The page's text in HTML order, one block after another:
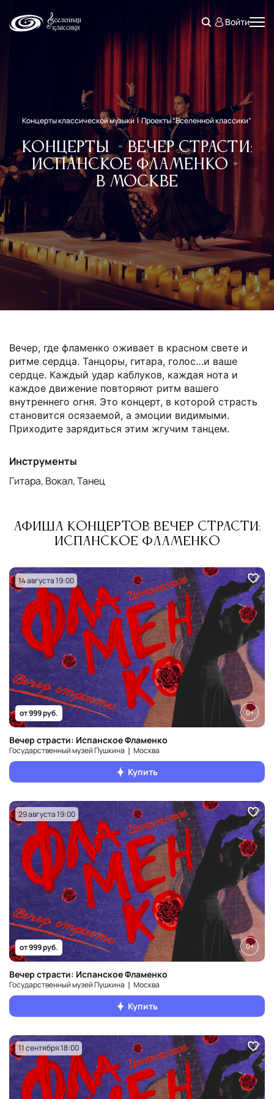
Войти
Концерты классической музыки Проекты “Вселенной классики”
Концерты «Вечер страсти:
Испанское Фламенко»
в Москве
Вечер, где фламенко оживает в красном свете и
ритме сердца. Танцоры, гитара, голос…и ваше
сердце. Каждый удар каблуков, каждая нота и
каждое движение повторяют ритм вашего
внутреннего огня. Это концерт, в которой страсть
становится осязаемой, а эмоции видимыми.
Приходите зарядиться этим жгучим танцем.
Инструменты
Гитара, Вокал, Танец
Афиша концертов Вечер страсти:
Испанское Фламенко
14 августа 19:00
от 999 руб. 0+
Вечер страсти: Испанское Фламенко
Государственный музей Пушкина ❘ Москва
Купить
29 августа 19:00
от 999 руб. 0+
Вечер страсти: Испанское Фламенко
Государственный музей Пушкина ❘ Москва
Купить
11 сентября 18:00